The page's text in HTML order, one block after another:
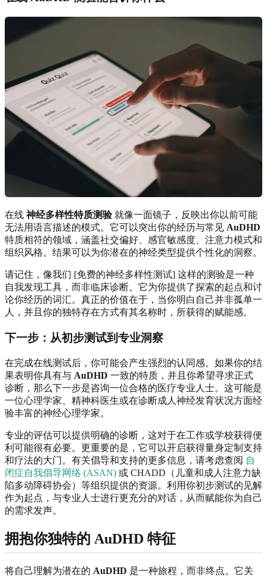
在线 神经多样性特质测验就像一面镜子，反映出你以前可能
无法用语言描述的模式。它可以突出你的经历与常见 AuDHD
特质相符的领域，涵盖社交偏好、感官敏感度、注意力模式和
组织风格。结果可以为你潜在的神经类型提供个性化的洞察。
请记住，像我们 [免费的神经多样性测试] 这样的测验是一种
自我发现工具，而非临床诊断。它为你提供了探索的起点和讨
论你经历的词汇。真正的价值在于，当你明白自己并非孤单一
人，并且你的独特存在方式有其名称时，所获得的赋能感。
下一步：从初步测试到专业洞察
在完成在线测试后，你可能会产生强烈的认同感。如果你的结
果表明你具有与 AuDHD 一致的特质，并且你希望寻求正式
诊断，那么下一步是咨询一位合格的医疗专业人士。这可能是
一位心理学家、精神科医生或在诊断成人神经发育状况方面经
验丰富的神经心理学家。
专业的评估可以提供明确的诊断，这对于在工作或学校获得便
利可能很有必要。更重要的是，它可以开启获得量身定制支持
和疗法的大门。有关倡导和支持的更多信息，请考虑查阅 自
闭症自我倡导网络 (ASAN) 或 CHADD（儿童和成人注意力缺
陷多动障碍协会）等组织提供的资源。利用你初步测试的见解
作为起点，与专业人士进行更充分的对话，从而赋能你为自己
的需求发声。
拥抱你独特的 AuDHD 特征
将自己理解为潜在的 AuDHD 是一种旅程，而非终点。它关